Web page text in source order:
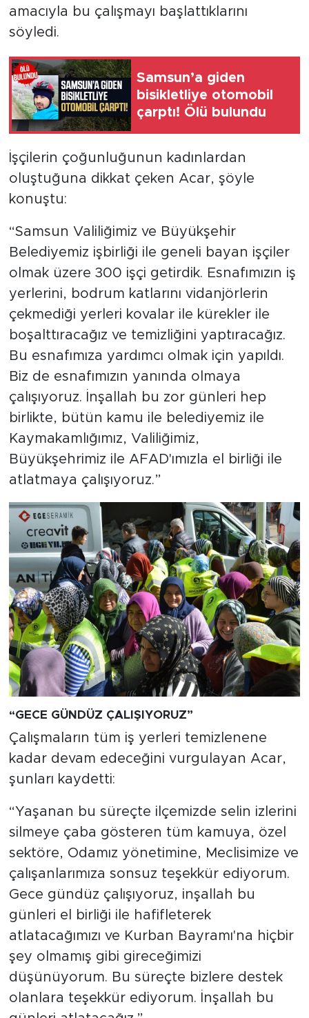
amacıyla bu çalışmayı başlattıklarını
söyledi.
Samsun’a giden
bisikletliye otomobil
çarptı! Ölü bulundu
İşçilerin çoğunluğunun kadınlardan
oluştuğuna dikkat çeken Acar, şöyle
konuştu:
“Samsun Valiliğimiz ve Büyükşehir
Belediyemiz işbirliği ile geneli bayan işçiler
olmak üzere 300 işçi getirdik. Esnafımızın iş
yerlerini, bodrum katlarını vidanjörlerin
çekmediği yerleri kovalar ile kürekler ile
boşalttıracağız ve temizliğini yaptıracağız.
Bu esnafımıza yardımcı olmak için yapıldı.
Biz de esnafımızın yanında olmaya
çalışıyoruz. İnşallah bu zor günleri hep
birlikte, bütün kamu ile belediyemiz ile
Kaymakamlığımız, Valiliğimiz,
Büyükşehrimiz ile AFAD'ımızla el birliği ile
atlatmaya çalışıyoruz.”
“GECE GÜNDÜZ ÇALIŞIYORUZ”
Çalışmaların tüm iş yerleri temizlenene
kadar devam edeceğini vurgulayan Acar,
şunları kaydetti:
“Yaşanan bu süreçte ilçemizde selin izlerini
silmeye çaba gösteren tüm kamuya, özel
sektöre, Odamız yönetimine, Meclisimize ve
çalışanlarımıza sonsuz teşekkür ediyorum.
Gece gündüz çalışıyoruz, inşallah bu
günleri el birliği ile hafifleterek
atlatacağımızı ve Kurban Bayramı'na hiçbir
şey olmamış gibi gireceğimizi
düşünüyorum. Bu süreçte bizlere destek
olanlara teşekkür ediyorum. İnşallah bu